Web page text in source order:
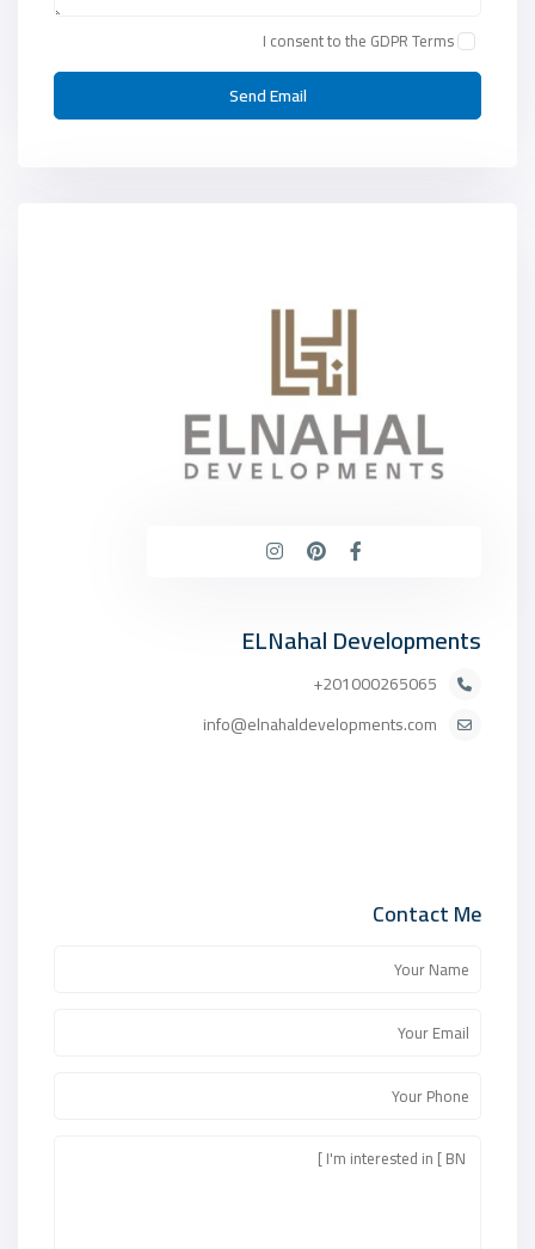
I consent to the GDPR Terms
ELNahal Developments
201000265065+
info@elnahaldevelopments.com
Contact Me